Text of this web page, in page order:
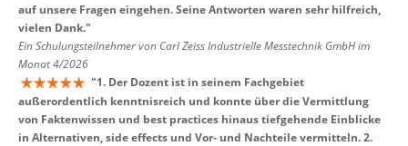
auf unsere Fragen eingehen. Seine Antworten waren sehr hilfreich,
vielen Dank."
Ein Schulungsteilnehmer von Carl Zeiss Industrielle Messtechnik GmbH im
Monat 4/2026
"1. Der Dozent ist in seinem Fachgebiet
außerordentlich kenntnisreich und konnte über die Vermittlung
von Faktenwissen und best practices hinaus tiefgehende Einblicke
in Alternativen, side effects und Vor- und Nachteile vermitteln. 2.